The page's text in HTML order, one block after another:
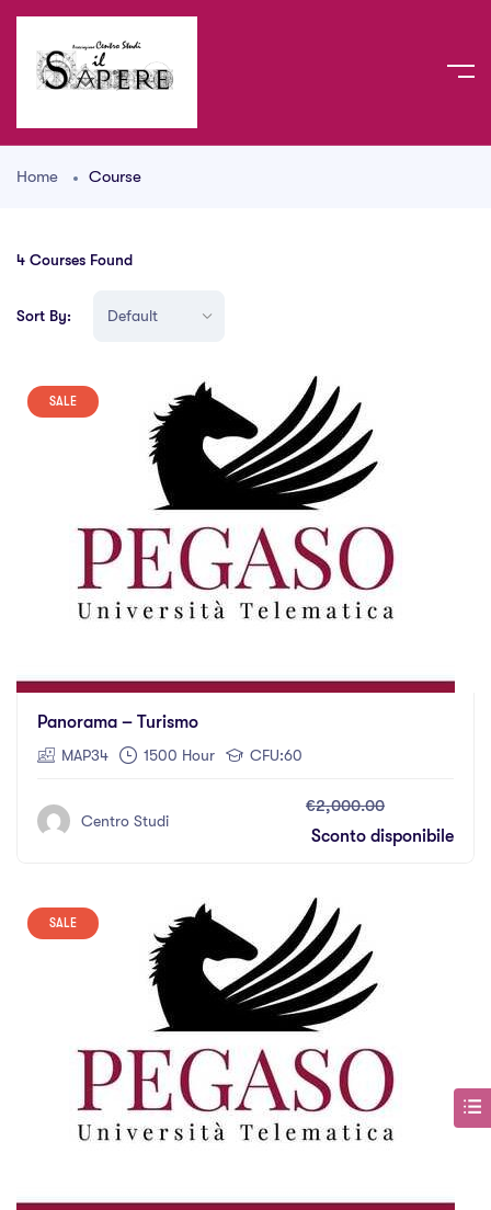
Home Course
4 Courses Found
Sort By:
SALE
Panorama – Turismo
MAP34 1500 Hour CFU:60
Centro Studi
€2,000.00
Sconto disponibile
SALE